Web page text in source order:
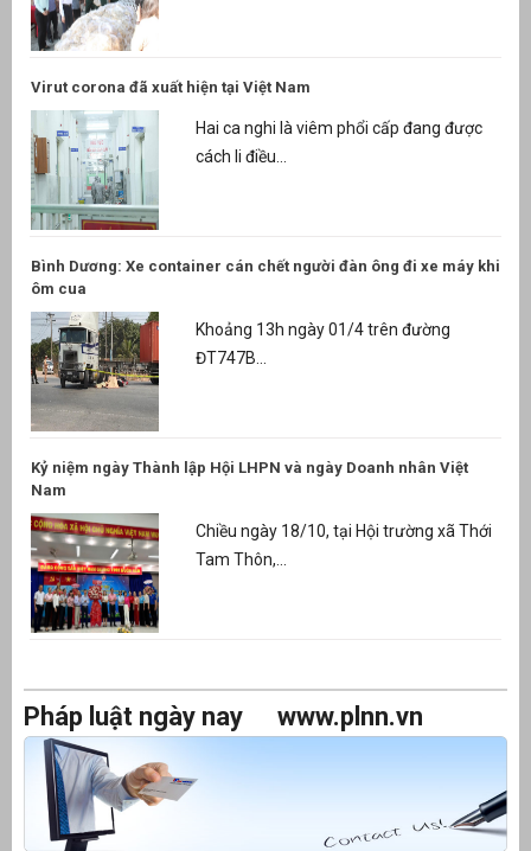
Virut corona đã xuất hiện tại Việt Nam
Hai ca nghi là viêm phổi cấp đang được
cách li điều...
Bình Dương: Xe container cán chết người đàn ông đi xe máy khi
ôm cua
Khoảng 13h ngày 01/4 trên đường
ĐT747B...
Kỷ niệm ngày Thành lập Hội LHPN và ngày Doanh nhân Việt
Nam
Chiều ngày 18/10, tại Hội trường xã Thới
Tam Thôn,...
Pháp luật ngày nay www.plnn.vn